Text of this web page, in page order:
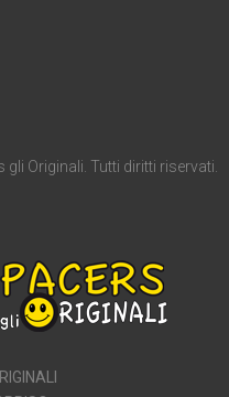
gli Originali. Tutti diritti riservati.